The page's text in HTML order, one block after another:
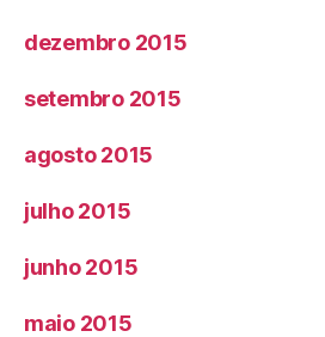
dezembro 2015
setembro 2015
agosto 2015
julho 2015
junho 2015
maio 2015